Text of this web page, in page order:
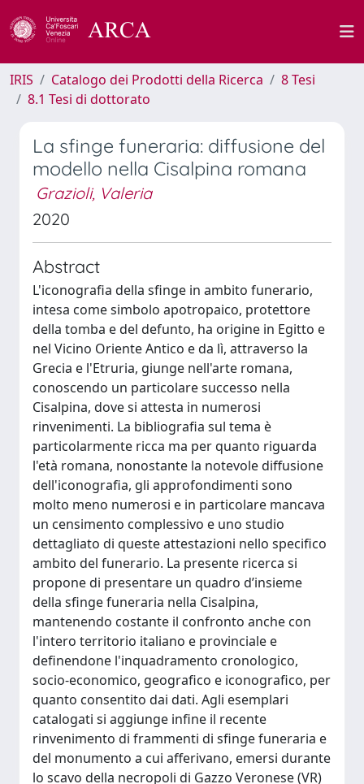
IRIS Catalogo dei Prodotti della Ricerca
8 Tesi
8.1 Tesi di dottorato
La sfinge funeraria: diffusione del
modello nella Cisalpina romana
Grazioli, Valeria
2020
Abstract
L'iconografia della sfinge in ambito funerario,
intesa come simbolo apotropaico, protettore
della tomba e del defunto, ha origine in Egitto e
nel Vicino Oriente Antico e da lì, attraverso la
Grecia e l'Etruria, giunge nell'arte romana,
conoscendo un particolare successo nella
Cisalpina, dove si attesta in numerosi
rinvenimenti. La bibliografia sul tema è
particolarmente ricca ma per quanto riguarda
l'età romana, nonostante la notevole diffusione
dell'iconografia, gli approfondimenti sono
molto meno numerosi e in particolare mancava
un censimento complessivo e uno studio
dettagliato di queste attestazioni nello specifico
ambito del funerario. La presente ricerca si
propone di presentare un quadro d’insieme
della sfinge funeraria nella Cisalpina,
mantenendo costante il confronto anche con
l'intero territorio italiano e provinciale e
definendone l'inquadramento cronologico,
socio-economico, geografico e iconografico, per
quanto consentito dai dati. Agli esemplari
catalogati si aggiunge infine il recente
rinvenimento di frammenti di sfinge funeraria e
del monumento a cui afferivano, emersi durante
lo scavo della necropoli di Gazzo Veronese (VR)